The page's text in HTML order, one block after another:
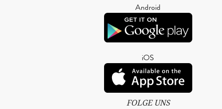
Android
iOS
FOLGE UNS